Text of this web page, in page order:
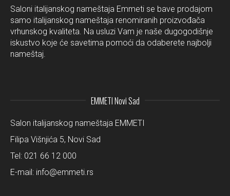
Saloni italijanskog nameštaja Emmeti se bave prodajom
samo italijanskog nameštaja renomiranih proizvođača
vrhunskog kvaliteta. Na usluzi Vam je naše dugogodišnje
iskustvo koje će savetima pomoći da odaberete najbolji
nameštaj.
EMMETI Novi Sad
Salon italijanskog nameštaja EMMETI
Filipa Višnjića 5, Novi Sad
Tel: 021 66 12 000
E-mail: info@emmeti.rs